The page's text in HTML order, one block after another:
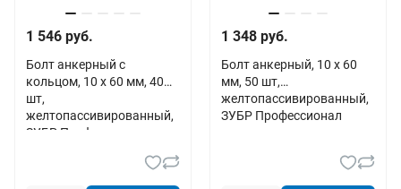
1 546 руб.
Болт анкерный с
кольцом, 10 x 60 мм, 40
шт,
желтопассивированный,
ЗУБР Профессионал
1 348 руб.
Болт анкерный, 10 x 60
мм, 50 шт,
желтопассивированный,
ЗУБР Профессионал